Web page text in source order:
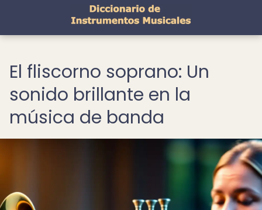
El fliscorno soprano: Un
sonido brillante en la
música de banda